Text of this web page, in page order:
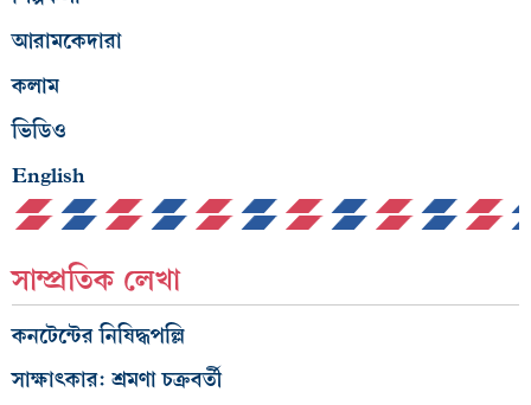
আরামকেদারা
কলাম
ভিডিও
English
সাম্প্রতিক লেখা
কনটেন্টের নিষিদ্ধপল্লি
সাক্ষাৎকার: শ্রমণা চক্রবর্তী